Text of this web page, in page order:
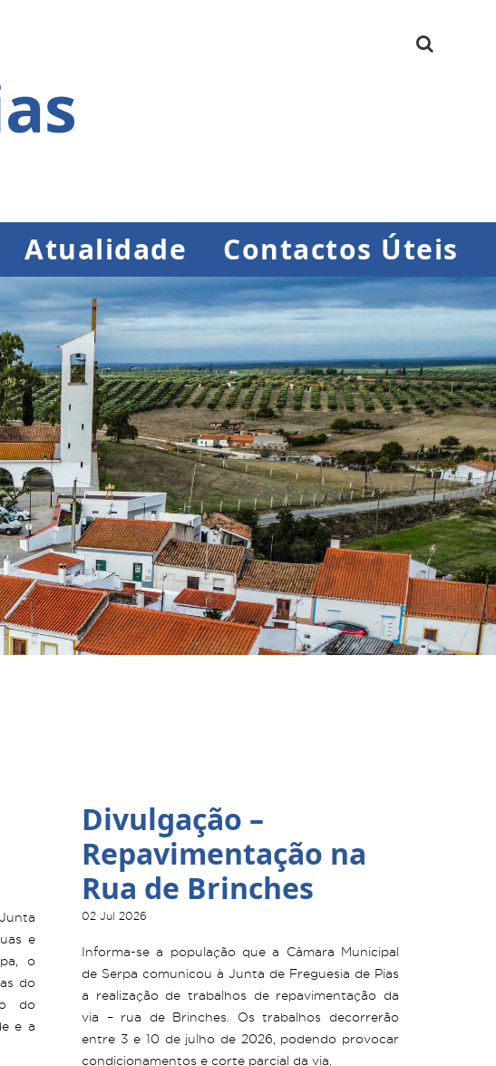
Atualidade Contactos Úteis
e
o
do
do
e a
Divulgação –
Repavimentação na
Rua de Brinches
02 Jul 2026
Informa-se a população que a Câmara Municipal
de Serpa comunicou à Junta de Freguesia de Pias
a realização de trabalhos de repavimentação da
via – rua de Brinches. Os trabalhos decorrerão
entre 3 e 10 de julho de 2026, podendo provocar
condicionamentos e corte parcial da via.